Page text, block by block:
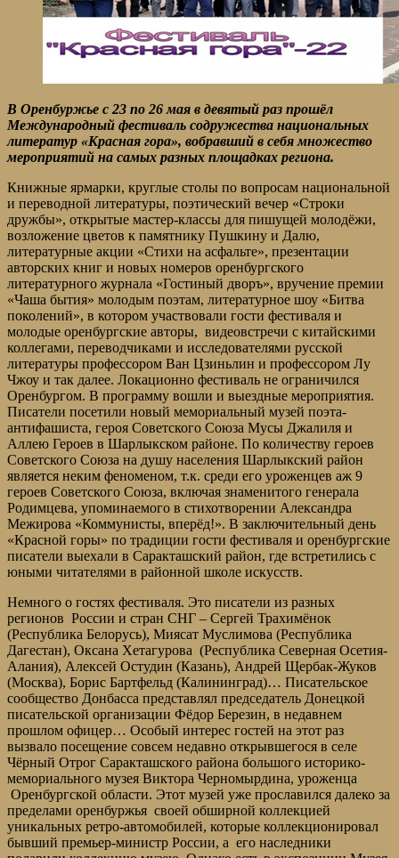
В Оренбуржье с 23 по 26 мая в девятый раз прошёл
Международный фестиваль содружества национальных
литератур «Красная гора», вобравший в себя множество
мероприятий на самых разных площадках региона.
Книжные ярмарки, круглые столы по вопросам национальной
и переводной литературы, поэтический вечер «Строки
дружбы», открытые мастер-классы для пишущей молодёжи,
возложение цветов к памятнику Пушкину и Далю,
литературные акции «Стихи на асфальте», презентации
авторских книг и новых номеров оренбургского
литературного журнала «Гостиный дворъ», вручение премии
«Чаша бытия» молодым поэтам, литературное шоу «Битва
поколений», в котором участвовали гости фестиваля и
молодые оренбургские авторы, видеовстречи с китайскими
коллегами, переводчиками и исследователями русской
литературы профессором Ван Цзиньлин и профессором Лу
Чжоу и так далее. Локационно фестиваль не ограничился
Оренбургом. В программу вошли и выездные мероприятия.
Писатели посетили новый мемориальный музей поэта-
антифашиста, героя Советского Союза Мусы Джалиля и
Аллею Героев в Шарлыкском районе. По количеству героев
Советского Союза на душу населения Шарлыкский район
является неким феноменом, т.к. среди его уроженцев аж 9
героев Советского Союза, включая знаменитого генерала
Родимцева, упоминаемого в стихотворении Александра
Межирова «Коммунисты, вперёд!». В заключительный день
«Красной горы» по традиции гости фестиваля и оренбургские
писатели выехали в Саракташский район, где встретились с
юными читателями в районной школе искусств.
Немного о гостях фестиваля. Это писатели из разных
регионов России и стран СНГ – Сергей Трахимёнок
(Республика Белорусь), Миясат Муслимова (Республика
Дагестан), Оксана Хетагурова (Республика Северная Осетия-
Алания), Алексей Остудин (Казань), Андрей Щербак-Жуков
(Москва), Борис Бартфельд (Калининград)… Писательское
сообщество Донбасса представлял председатель Донецкой
писательской организации Фёдор Березин, в недавнем
прошлом офицер… Особый интерес гостей на этот раз
вызвало посещение совсем недавно открывшегося в селе
Чёрный Отрог Саракташского района большого историко-
мемориального музея Виктора Черномырдина, уроженца
Оренбургской области. Этот музей уже прославился далеко за
пределами оренбуржья своей обширной коллекцией
уникальных ретро-автомобилей, которые коллекционировал
бывший премьер-министр России, а его наследники